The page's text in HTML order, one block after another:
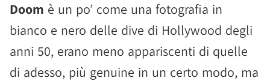
Doom è un po’ come una fotografia in
bianco e nero delle dive di Hollywood degli
anni 50, erano meno appariscenti di quelle
di adesso, più genuine in un certo modo, ma